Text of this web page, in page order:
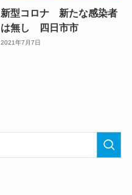
新型コロナ 新たな感染者
は無し 四日市市
2021年7月7日